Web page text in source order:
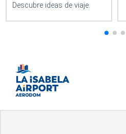
Descubre ideas de viaje.